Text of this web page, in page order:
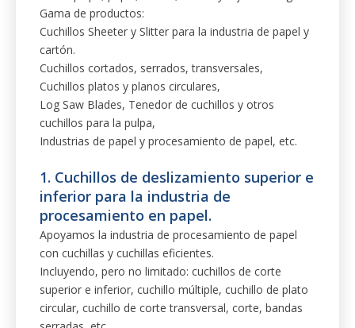
Para uso en máquinas de la industria de papel, para
cortar pulpa, papel, cartón, cartón y tejido corrugado.
Gama de productos:
Cuchillos Sheeter y Slitter para la industria de papel y
cartón.
Cuchillos cortados, serrados, transversales,
Cuchillos platos y planos circulares,
Log Saw Blades, Tenedor de cuchillos y otros
cuchillos para la pulpa,
Industrias de papel y procesamiento de papel, etc.
1. Cuchillos de deslizamiento superior e
inferior para la industria de
procesamiento en papel.
Apoyamos la industria de procesamiento de papel